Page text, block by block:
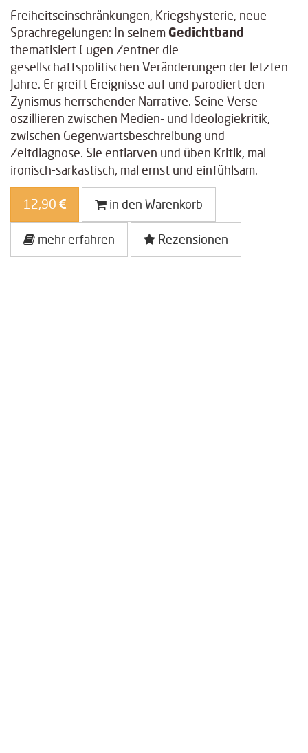
Freiheitseinschränkungen, Kriegshysterie, neue
Sprachregelungen: In seinem Gedichtband
thematisiert Eugen Zentner die
gesellschaftspolitischen Veränderungen der letzten
Jahre. Er greift Ereignisse auf und parodiert den
Zynismus herrschender Narrative. Seine Verse
oszillieren zwischen Medien- und Ideologiekritik,
zwischen Gegenwartsbeschreibung und
Zeitdiagnose. Sie entlarven und üben Kritik, mal
ironisch-sarkastisch, mal ernst und einfühlsam.
12,90 in den Warenkorb
mehr erfahren Rezensionen